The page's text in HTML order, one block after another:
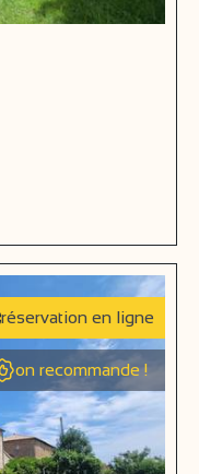
réservation en ligne
on recommande !